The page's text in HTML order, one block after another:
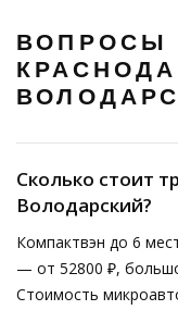
ВОПРОСЫ
Сколько стоит
Володарский?
Компактвэн до 6
— от 52800 ₽,
Стоимость